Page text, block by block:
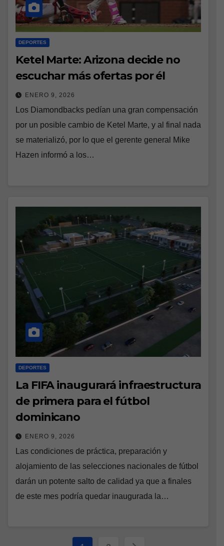
DEPORTES
Ketel Marte: Arizona decide no
escuchar más ofertas por él
ENERO 9, 2026
Los Diamondbacks pedían una gran compensación
por un posible cambio de Ketel Marte, y al final nada
se materializó, por lo que el gerente general Mike
Hazen informó a los…
DEPORTES
La FIFA inaugurará infraestructura
de primera para el fútbol
dominicano
ENERO 9, 2026
Las condiciones de práctica, preparación y
alojamiento de las selecciones nacionales de fútbol
darán un potente salto de calidad ya que a finales
de este mes podría quedar inaugurada la…